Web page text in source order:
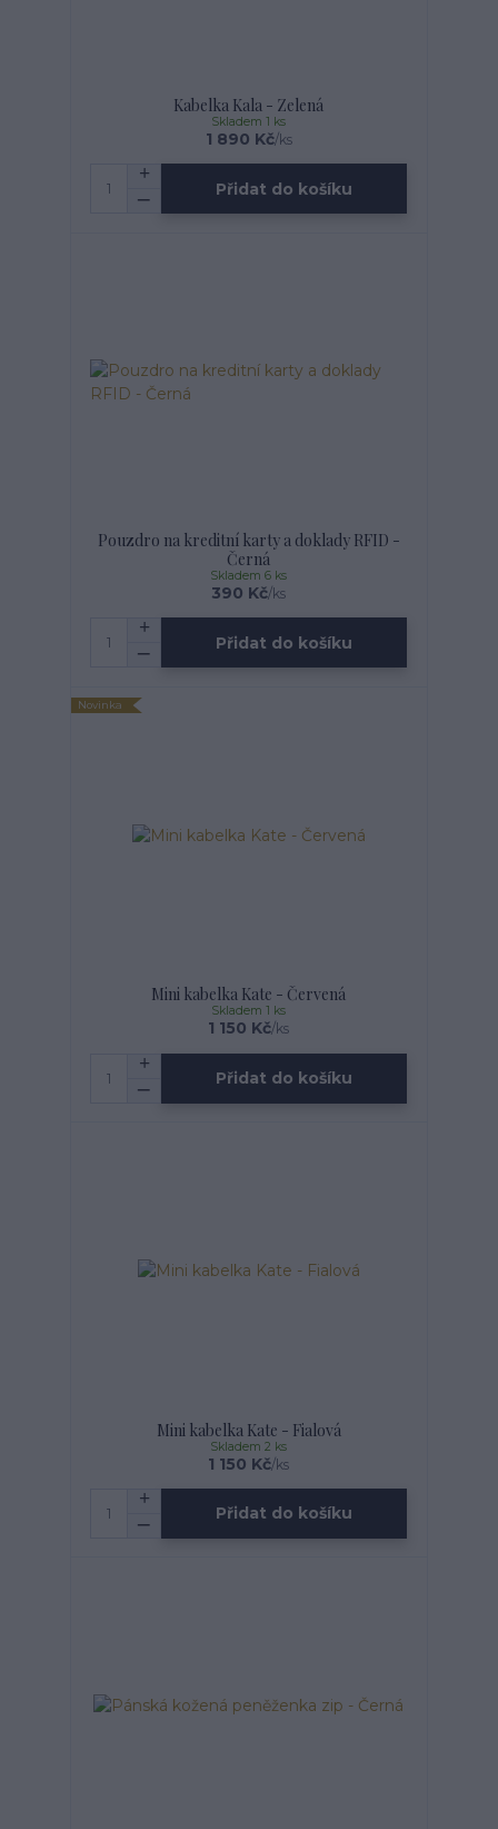
Kabelka Kala - Zelená
1 890 Kč/ks
Skladem 1 ks
Přidat do košíku
Pouzdro na kreditní karty a doklady RFID -
Černá
390 Kč/ks
Skladem 6 ks
Přidat do košíku
Novinka
Mini kabelka Kate - Červená
1 150 Kč/ks
Skladem 1 ks
Přidat do košíku
Mini kabelka Kate - Fialová
1 150 Kč/ks
Skladem 2 ks
Přidat do košíku